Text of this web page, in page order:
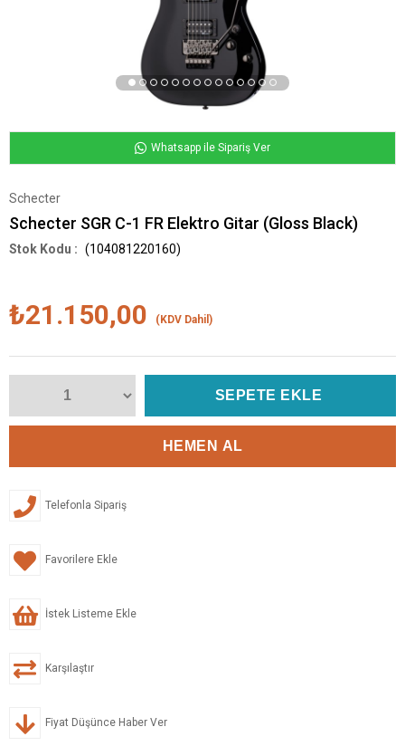
Whatsapp ile Sipariş Ver
Schecter
Schecter SGR C-1 FR Elektro Gitar (Gloss Black)
(104081220160)
₺21.150,00 (KDV Dahil)
Telefonla Sipariş
Favorilere Ekle
İstek Listeme Ekle
Karşılaştır
Fiyat Düşünce Haber Ver